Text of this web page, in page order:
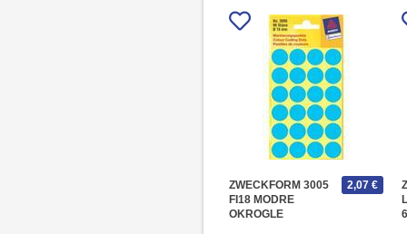
ZWECKFORM 3005
FI18 MODRE
OKROGLE
2,07 €